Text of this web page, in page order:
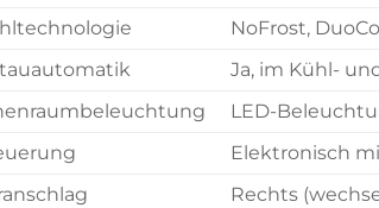
NoFrost,
Ja, im Kühl-
LED-
Elektronisch
Rechts